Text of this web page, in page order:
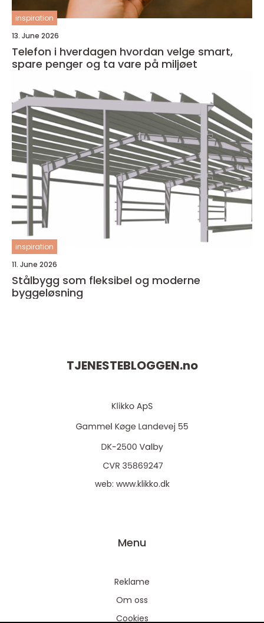
inspiration
13. June 2026
Telefon i hverdagen hvordan velge smart,
spare penger og ta vare på miljøet
inspiration
11. June 2026
Stålbygg som fleksibel og moderne
byggeløsning
TJENESTEBLOGGEN.no
web: www.klikko.dk
Menu
Reklame
Om oss
Cookies